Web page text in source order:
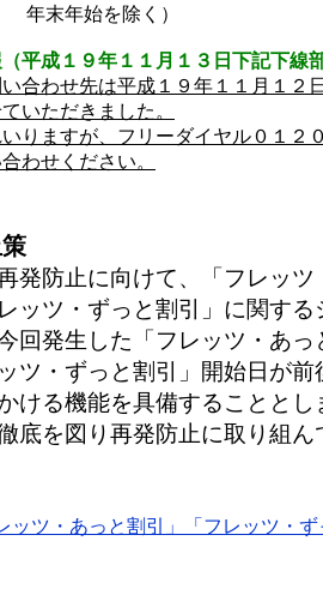
年末年始を除く）
（平成１９年１１月１３日下記下線
い合わせ先は平成１９年１１月１２
いただきました。
りますが、フリーダイヤル０１２
わせください。
発防止に向けて、「フレッツ
ッツ・ずっと割引」に関する
回発生した「フレッツ・あっ
ツ・ずっと割引」開始日が前
ける機能を具備することとし
底を図り再発防止に取り組ん
ッツ・あっと割引」「フレッツ・